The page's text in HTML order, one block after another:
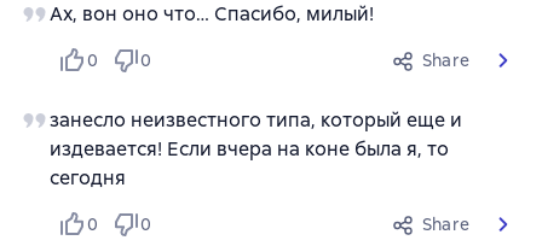
Ах, вон оно что… Спасибо, милый!
0 0 Share
занесло неизвестного типа, который еще и
издевается! Если вчера на коне была я, то
сегодня
0 0 Share